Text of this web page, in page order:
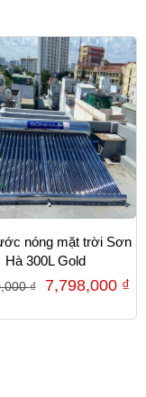
nóng mặt trời Sơn
Hà 300L Gold
₫ 7,798,000 ₫